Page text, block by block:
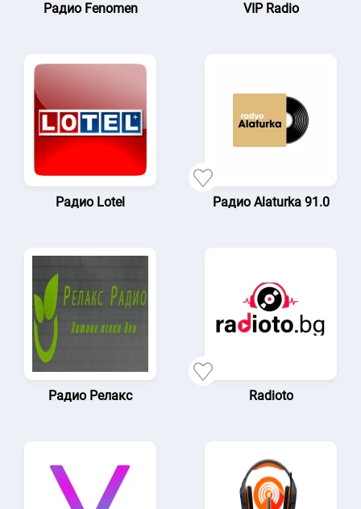
Радио Fenomen VIP Radio
Радио Lotel Радио Alaturka 91.0
Радио Релакс Radioto